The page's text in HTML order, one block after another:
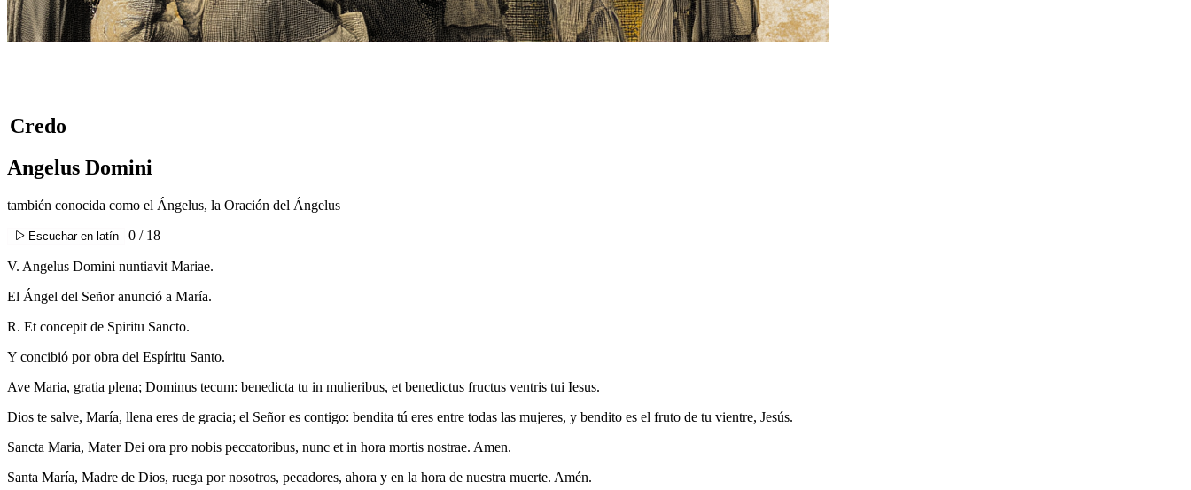
Credo
Angelus Domini
también conocida como el Ángelus, la Oración del Ángelus
Escuchar en latín 0 / 18
V. Angelus Domini nuntiavit Mariae.
El Ángel del Señor anunció a María.
R. Et concepit de Spiritu Sancto.
Y concibió por obra del Espíritu Santo.
Ave Maria, gratia plena; Dominus tecum: benedicta tu in mulieribus, et benedictus fructus ventris tui Iesus.
Dios te salve, María, llena eres de gracia; el Señor es contigo: bendita tú eres entre todas las mujeres, y bendito es el fruto de tu vientre, Jesús.
Sancta Maria, Mater Dei ora pro nobis peccatoribus, nunc et in hora mortis nostrae. Amen.
Santa María, Madre de Dios, ruega por nosotros, pecadores, ahora y en la hora de nuestra muerte. Amén.